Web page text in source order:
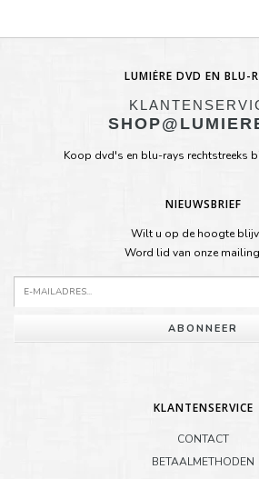
LUMIÈRE DVD EN BLU-
Koop dvd's en blu-rays rechtstreeks
NIEUWSBRIEF
Wilt u op de hoogte
Word lid van onze
ABONNEER
KLANTENSERVICE
CONTACT
BETAALMETHODEN